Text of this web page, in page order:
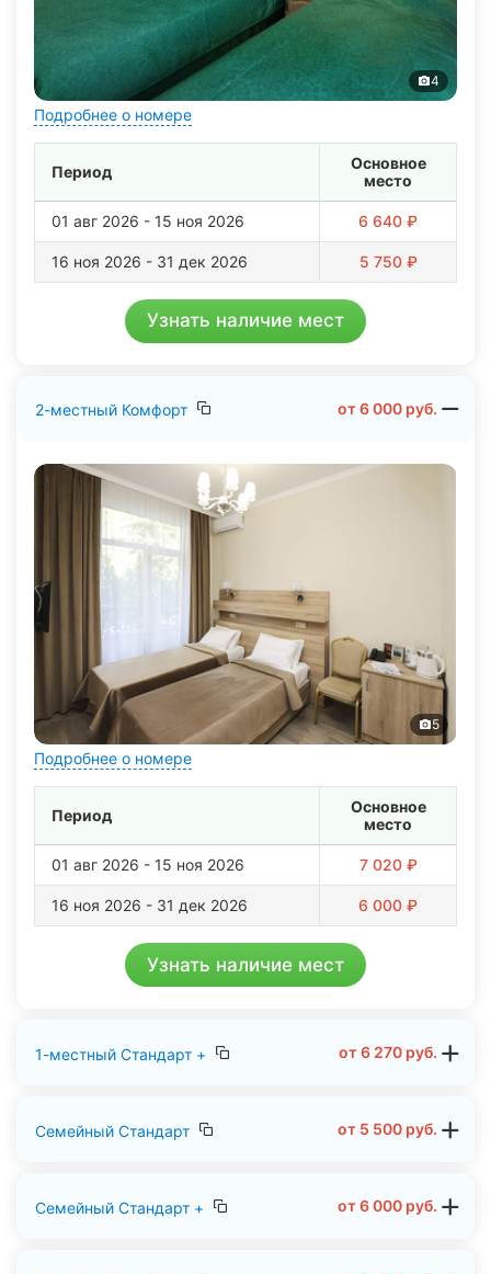
4
Подробнее о номере
Период
Основное
место
01 авг 2026 - 15 ноя 2026 6 640 ₽
16 ноя 2026 - 31 дек 2026 5 750 ₽
Узнать наличие мест
2-местный Комфорт от6 000 руб.
5
Подробнее о номере
Период
Основное
место
01 авг 2026 - 15 ноя 2026 7 020 ₽
16 ноя 2026 - 31 дек 2026 6 000 ₽
Узнать наличие мест
1-местный Стандарт + от6 270 руб.
Семейный Стандарт от 5 500 руб.
Семейный Стандарт + от6 000 руб.